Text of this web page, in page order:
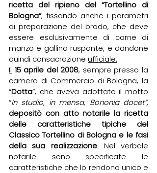
ricetta del ripieno del “Tortellino di
Bologna”, fissando anche i parametri
di preparazione del brodo, che deve
essere esclusivamente di carne di
manzo e gallina ruspante, e dandone
quindi consacrazione ufficiale.
Il 15 aprile del 2008, sempre presso la
camera di Commercio di Bologna, la
“Dotta”, che aveva adottato il motto
“
depositò con atto notarile la ricetta
delle caratteristiche tipiche del
Classico Tortellino di Bologna e le fasi
della sua realizzazione. Nel verbale
notarile sono specificate le
caratteristiche che lo rendono unico e